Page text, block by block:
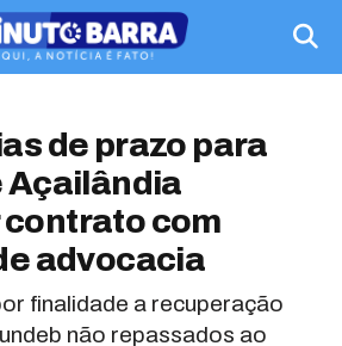
de prazo para
Açailândia
com
advocacia
finalidade a recuperação
não repassados ao